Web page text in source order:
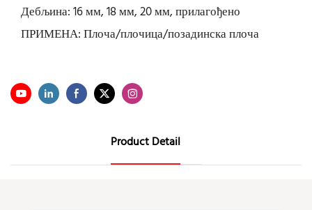
Дебљина: 16 мм, 18 мм, 20 мм, прилагођено
ПРИМЕНА: Плоча/плочица/позадинска плоча
Product Detail